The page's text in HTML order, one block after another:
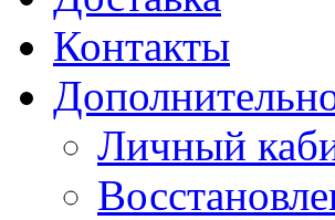
Контакты
Личный